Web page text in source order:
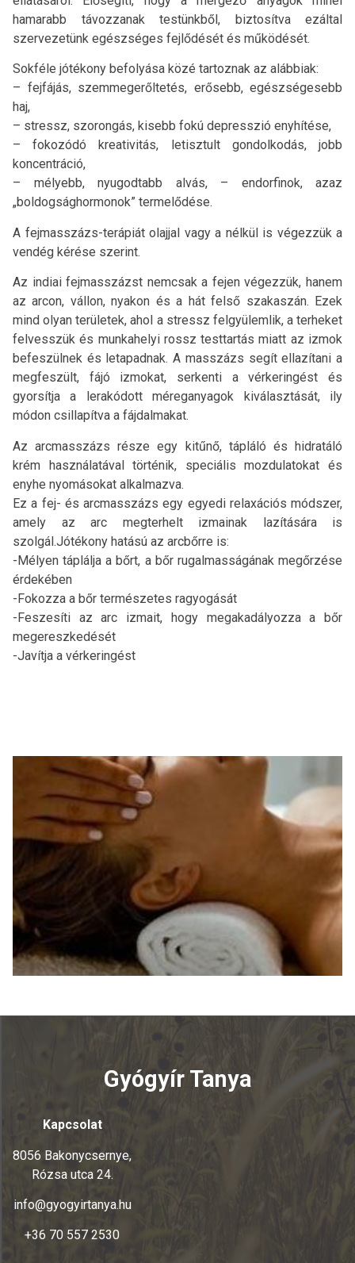
hamarabb távozzanak testünkből, biztosítva ezáltal
szervezetünk egészséges fejlődését és működését.
Sokféle jótékony befolyása közé tartoznak az alábbiak:
– fejfájás, szemmegerőltetés, erősebb, egészségesebb
haj,
– stressz, szorongás, kisebb fokú depresszió enyhítése,
– fokozódó kreativitás, letisztult gondolkodás, jobb
koncentráció,
– mélyebb, nyugodtabb alvás, – endorfinok, azaz
„boldogsághormonok” termelődése.
A fejmasszázs-terápiát olajjal vagy a nélkül is végezzük a
vendég kérése szerint.
Az indiai fejmasszázst nemcsak a fejen végezzük, hanem
az arcon, vállon, nyakon és a hát felső szakaszán. Ezek
mind olyan területek, ahol a stressz felgyülemlik, a terheket
felvesszük és munkahelyi rossz testtartás miatt az izmok
befeszülnek és letapadnak. A masszázs segít ellazítani a
megfeszült, fájó izmokat, serkenti a vérkeringést és
gyorsítja a lerakódott méreganyagok kiválasztását, ily
módon csillapítva a fájdalmakat.
Az arcmasszázs része egy kitűnő, tápláló és hidratáló
krém használatával történik, speciális mozdulatokat és
enyhe nyomásokat alkalmazva.
Ez a fej- és arcmasszázs egy egyedi relaxációs módszer,
amely az arc megterhelt izmainak lazítására is
szolgál.Jótékony hatású az arcbőrre is:
-Mélyen táplálja a bőrt, a bőr rugalmasságának megőrzése
érdekében
-Fokozza a bőr természetes ragyogását
-Feszesíti az arc izmait, hogy megakadályozza a bőr
megereszkedését
-Javítja a vérkeringést
Gyógyír Tanya
Kapcsolat
8056 Bakonycsernye,
Rózsa utca 24.
info@gyogyirtanya.hu
+36 70 557 2530